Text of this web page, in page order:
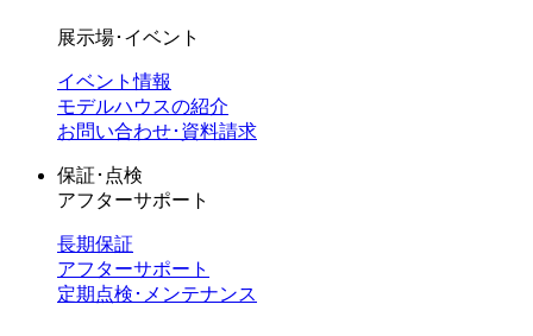
展示場･イベント
イベント情報
モデルハウスの紹介
お問い合わせ･資料請求
保証･点検
アフターサポート
長期保証
アフターサポート
定期点検･メンテナンス